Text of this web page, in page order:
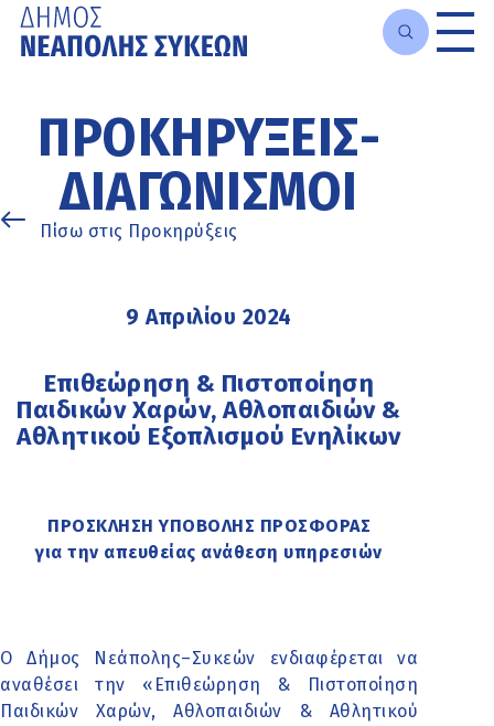
κυρίως
περιεχόμενο
ΠΡΟΚΗΡΎΞΕΙΣ-
ΔΙΑΓΩΝΙΣΜΟΊ
Πίσω στις Προκηρύξεις
9 Απριλίου 2024
Επιθεώρηση & Πιστοποίηση
Παιδικών Χαρών, Αθλοπαιδιών &
Αθλητικού Εξοπλισμού Ενηλίκων
ΠΡΟΣΚΛΗΣΗ ΥΠΟΒΟΛΗΣ ΠΡΟΣΦΟΡΑΣ
για την απευθείας ανάθεση υπηρεσιών
Ο Δήμος Νεάπολης–Συκεών ενδιαφέρεται να
αναθέσει την «Επιθεώρηση & Πιστοποίηση
Παιδικών Χαρών, Αθλοπαιδιών & Αθλητικού